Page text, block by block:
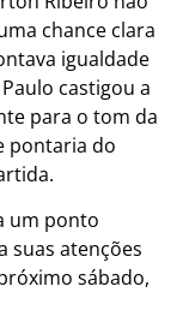
chance clara
igualdade
castigou a
para o tom da
pontaria do
um ponto
suas atenções
sábado,